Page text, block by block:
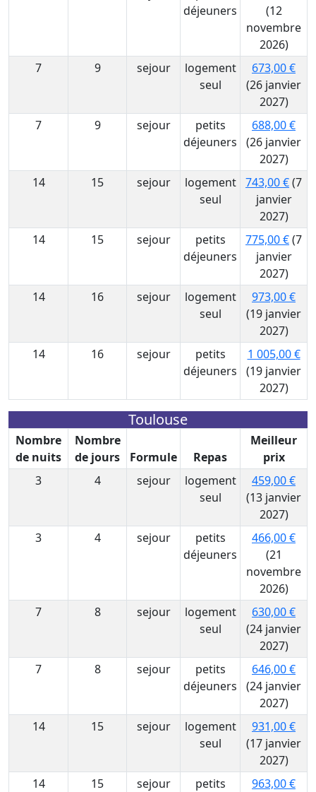
déjeuners
(12
novembre
2026)
7
9 sejour
logement
seul
673,00 €
(26 janvier
2027)
7
9 sejour
petits
déjeuners
688,00 €
(26 janvier
2027)
14
15 sejour
logement
seul
743,00 €(7
janvier
2027)
14
15 sejour
petits
déjeuners
775,00 €(7
janvier
2027)
14
16 sejour
logement
seul
973,00 €
(19 janvier
2027)
14
16 sejour
petits
déjeuners
1 005,00 €
(19 janvier
2027)
Toulouse
Nombre
de nuits
Nombre
de jours
Formule Repas
Meilleur
prix
3
4 sejour
logement
seul
459,00 €
(13 janvier
2027)
3
4 sejour
petits
déjeuners
466,00 €
(21
novembre
2026)
7
8 sejour
logement
seul
630,00 €
(24 janvier
2027)
7
8 sejour
petits
déjeuners
646,00 €
(24 janvier
2027)
14
15 sejour
logement
seul
931,00 €
(17 janvier
2027)
14
15 sejour
petits
963,00 €